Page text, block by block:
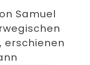
Samuel
erschienen